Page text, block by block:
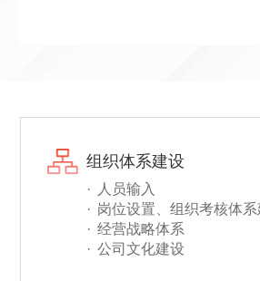
组织体系建设
人员输入
岗位设置、组织考核体系
经营战略体系
公司文化建设